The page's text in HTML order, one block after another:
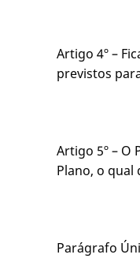
Artigo 4º –
previstos
Artigo 5º – O
Plano, o qual
Parágrafo